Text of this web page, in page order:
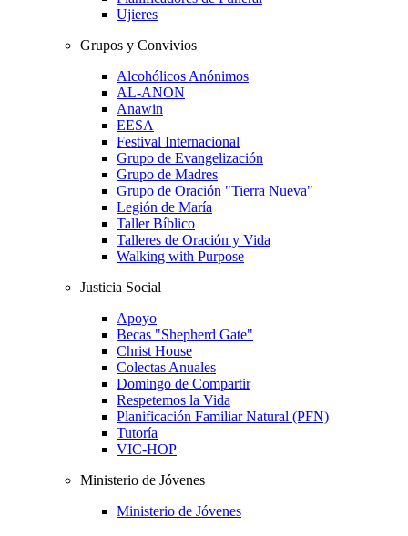
Ujieres
Grupos y Convivios
Alcohólicos Anónimos
AL-ANON
Anawin
EESA
Festival Internacional
Grupo de Evangelización
Grupo de Madres
Grupo de Oración "Tierra Nueva"
Legión de María
Taller Bíblico
Talleres de Oración y Vida
Walking with Purpose
Justicia Social
Apoyo
Becas "Shepherd Gate"
Christ House
Colectas Anuales
Domingo de Compartir
Respetemos la Vida
Planificación Familiar Natural (PFN)
Tutoría
VIC-HOP
Ministerio de Jóvenes
Ministerio de Jóvenes